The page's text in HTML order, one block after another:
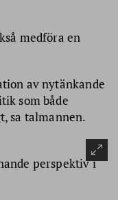
medföra en
av nytänkande
som både
sa talmannen.
perspektiv i